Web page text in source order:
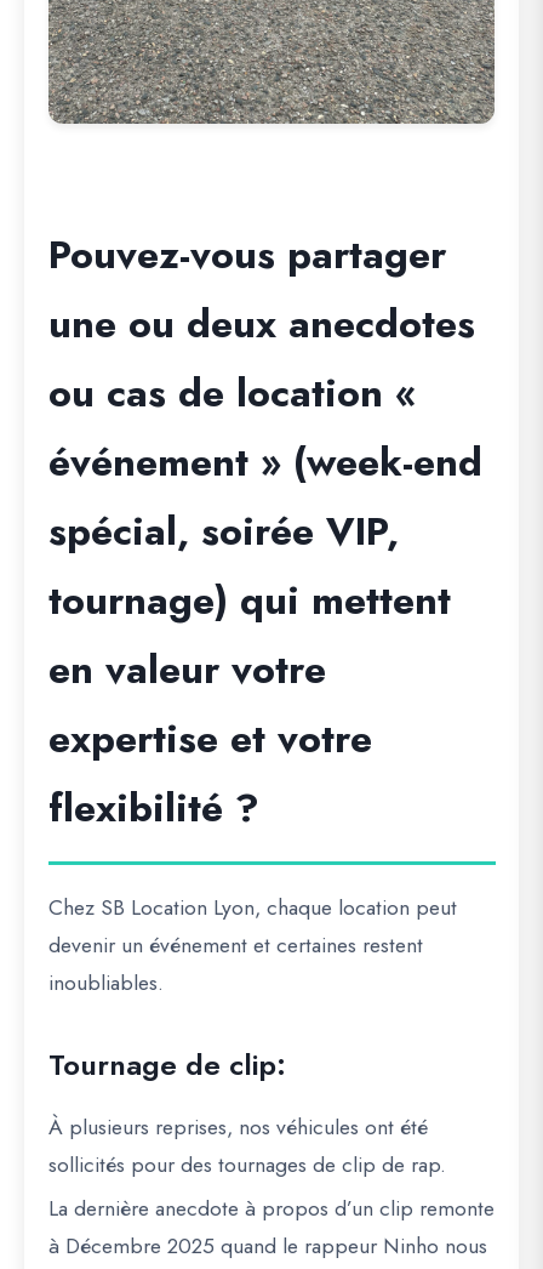
Pouvez-vous partager
une ou deux anecdotes
ou cas de location «
événement » (week-end
spécial, soirée VIP,
tournage) qui mettent
en valeur votre
expertise et votre
flexibilité ?
Chez SB Location Lyon, chaque location peut
devenir un événement et certaines restent
inoubliables.
Tournage de clip:
À plusieurs reprises, nos véhicules ont été
sollicités pour des tournages de clip de rap.
La dernière anecdote à propos d’un clip remonte
à Décembre 2025 quand le rappeur Ninho nous